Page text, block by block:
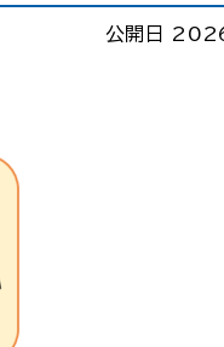
公開日